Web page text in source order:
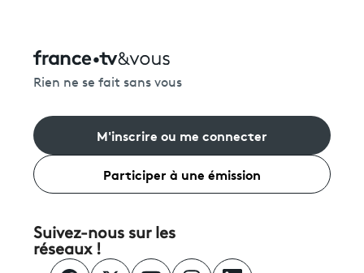
Rien ne se fait sans vous
M'inscrire ou me connecter
Participer à une émission
Suivez-nous sur les
réseaux !